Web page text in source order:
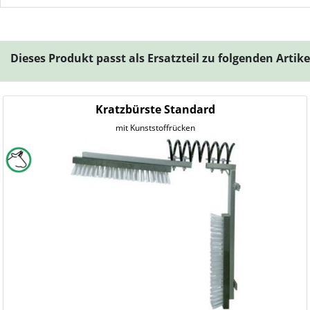
Dieses Produkt passt als Ersatzteil zu folgenden
Kratzbürste Standard
mit Kunststoffrücken